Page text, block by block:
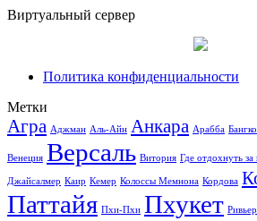
Виртуальный сервер
Политика конфиденциальности
Метки
Агра Аджман Аль-Айн Анкара Арабба
Венеция Версаль Витория Где отдохнуть за
Джайсалмер Каир Кемер Колоссы Мемнона Кордова
Паттайя Пхи-Пхи Пхукет